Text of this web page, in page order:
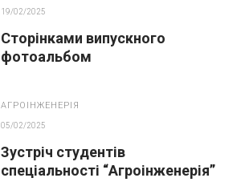
19/02/2025
Сторінками випускного
фотоальбом
АГРОІНЖЕНЕРІЯ
05/02/2025
Зустріч студентів
спеціальності “Агроінженерія”